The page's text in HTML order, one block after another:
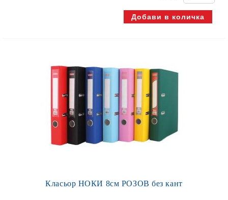
Класьор НОКИ 8см РОЗОВ без кант